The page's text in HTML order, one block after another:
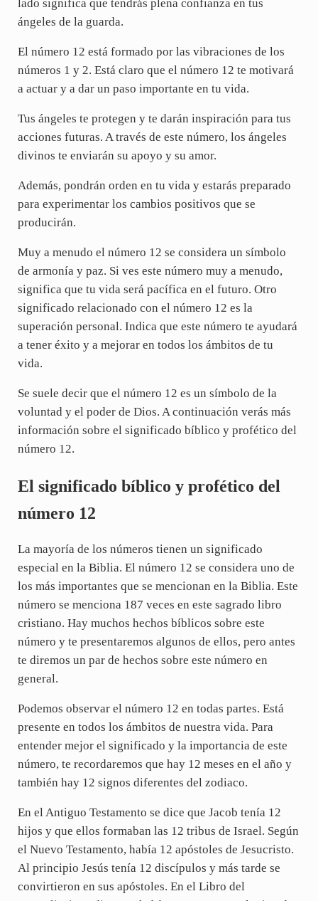
lado significa que tendrás plena confianza en tus
ángeles de la guarda.
El número 12 está formado por las vibraciones de los
números 1 y 2. Está claro que el número 12 te motivará
a actuar y a dar un paso importante en tu vida.
Tus ángeles te protegen y te darán inspiración para tus
acciones futuras. A través de este número, los ángeles
divinos te enviarán su apoyo y su amor.
Además, pondrán orden en tu vida y estarás preparado
para experimentar los cambios positivos que se
producirán.
Muy a menudo el número 12 se considera un símbolo
de armonía y paz. Si ves este número muy a menudo,
significa que tu vida será pacífica en el futuro. Otro
significado relacionado con el número 12 es la
superación personal. Indica que este número te ayudará
a tener éxito y a mejorar en todos los ámbitos de tu
vida.
Se suele decir que el número 12 es un símbolo de la
voluntad y el poder de Dios. A continuación verás más
información sobre el significado bíblico y profético del
número 12.
El significado bíblico y profético del
número 12
La mayoría de los números tienen un significado
especial en la Biblia. El número 12 se considera uno de
los más importantes que se mencionan en la Biblia. Este
número se menciona 187 veces en este sagrado libro
cristiano. Hay muchos hechos bíblicos sobre este
número y te presentaremos algunos de ellos, pero antes
te diremos un par de hechos sobre este número en
general.
Podemos observar el número 12 en todas partes. Está
presente en todos los ámbitos de nuestra vida. Para
entender mejor el significado y la importancia de este
número, te recordaremos que hay 12 meses en el año y
también hay 12 signos diferentes del zodiaco.
En el Antiguo Testamento se dice que Jacob tenía 12
hijos y que ellos formaban las 12 tribus de Israel. Según
el Nuevo Testamento, había 12 apóstoles de Jesucristo.
Al principio Jesús tenía 12 discípulos y más tarde se
convirtieron en sus apóstoles. En el Libro del